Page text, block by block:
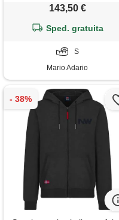
014 blu uomo
143,50 €
Sped. gratuita
S
Mario Adario